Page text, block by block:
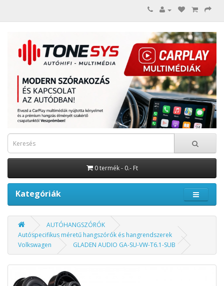
0 termék - 0.- Ft
Kategóriák
AUTÓHANGSZÓRÓK
Autóspecifikus méretű hangszórók és hangrendszerek
Volkswagen
GLADEN AUDIO GA-SU-VW-T6.1-SUB